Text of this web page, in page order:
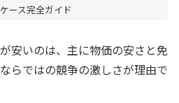
ース完全ガイド
安いのは、主に物価の安さと免
らではの競争の激しさが理由で